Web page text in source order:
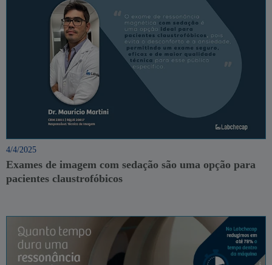
4/4/2025
Exames de imagem com sedação são uma opção para
pacientes claustrofóbicos